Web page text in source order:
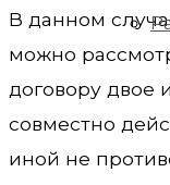
В данном
можно
договору двое
совместно
иной не